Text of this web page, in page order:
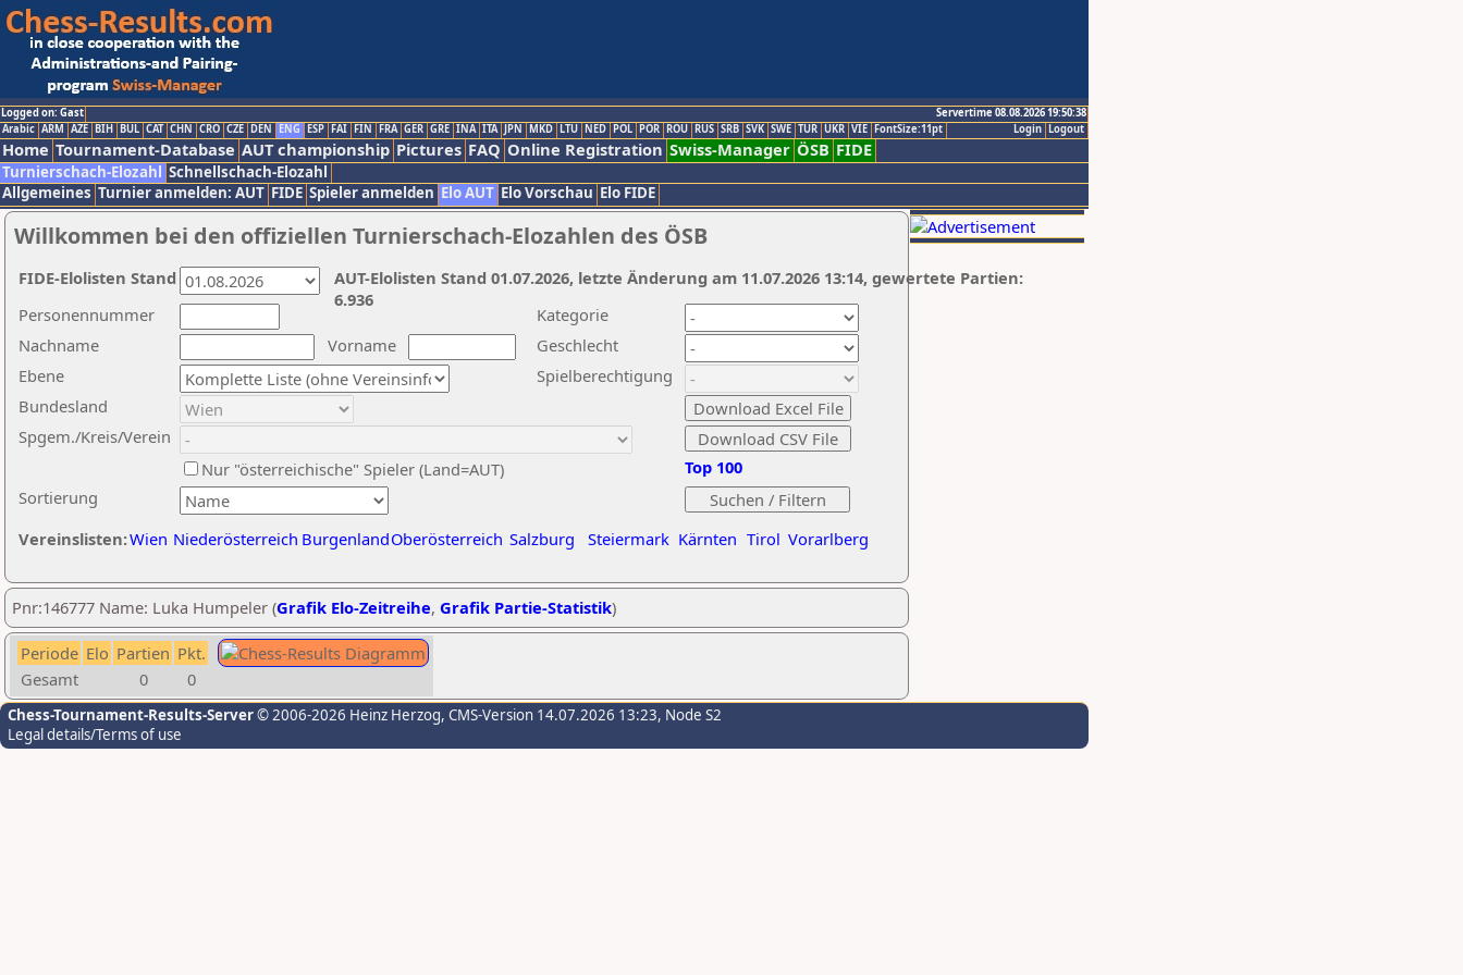
Logged on: Gast
Servertime 08.08.2026 19:50:38
Logout
Login
Arabic ARM AZE BIH BUL CAT CHN CRO CZE DEN ENG ESP FAI FIN FRA GER GRE INA ITA JPN MKD LTU NED POL POR ROU RUS SRB SVK SWE TUR UKR VIE FontSize:11pt
Home Tournament-Database AUT championship Pictures FAQ Online Registration Swiss-Manager ÖSB FIDE
Turnierschach-Elozahl Schnellschach-Elozahl
Allgemeines Turnier anmelden: AUT FIDE Spieler anmelden Elo AUT Elo Vorschau Elo FIDE
Willkommen bei den offiziellen Turnierschach-Elozahlen des ÖSB
Nachname
Vorname
Ebene
Kategorie
Sortierung
Personennummer
Bundesland
Spgem./Kreis/Verein
Geschlecht
Nur "österreichische" Spieler (Land=AUT)
Spielberechtigung
Vereinslisten:Wien Niederösterreich BurgenlandOberösterreich Salzburg Steiermark Kärnten Tirol Vorarlberg
Top 100
AUT-Elolisten Stand 01.07.2026, letzte Änderung am 11.07.2026 13:14, gewertete Partien:
6.936
FIDE-Elolisten Stand
Pnr:146777 Name: Luka Humpeler (Grafik Elo-Zeitreihe, Grafik Partie-Statistik)
Periode Elo Partien Pkt.
Gesamt
0 0
Chess-Tournament-Results-Server© 2006-2026 Heinz Herzog, CMS-Version 14.07.2026 13:23, Node S2
Legal details/Terms of use